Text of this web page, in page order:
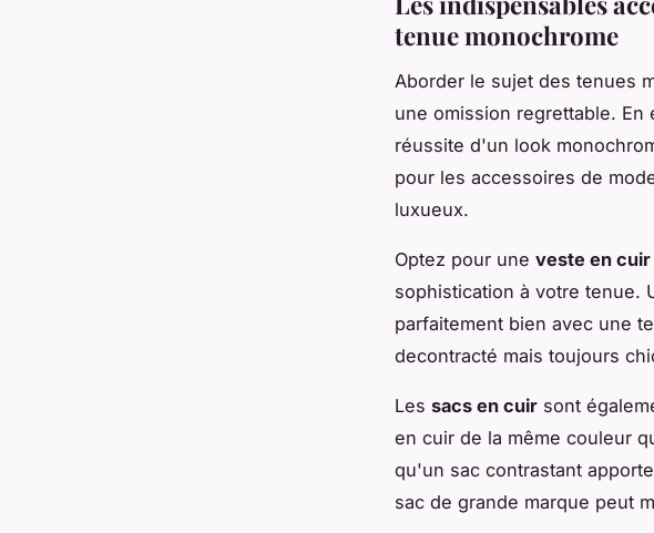
tenue monochrome
Aborder le sujet des tenues
une omission regrettable. En
réussite d'un look
pour les accessoires de
luxueux.
Optez pour une veste en cuir
sophistication à votre tenue.
parfaitement bien avec une
decontracté mais toujours
Les sacs en cuir sont
en cuir de la même couleur
qu'un sac contrastant
sac de grande marque peut